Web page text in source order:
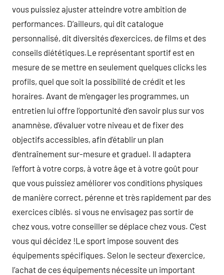
vous puissiez ajuster atteindre votre ambition de
performances. D’ailleurs, qui dit catalogue
personnalisé, dit diversités d’exercices, de films et des
conseils diététiques.Le représentant sportif est en
mesure de se mettre en seulement quelques clicks les
profils, quel que soit la possibilité de crédit et les
horaires. Avant de m’engager les programmes, un
entretien lui offre l’opportunité d’en savoir plus sur vos
anamnèse, d’évaluer votre niveau et de fixer des
objectifs accessibles, afin d’établir un plan
d’entraînement sur-mesure et graduel. Il adaptera
l’effort à votre corps, à votre âge et à votre goût pour
que vous puissiez améliorer vos conditions physiques
de manière correct, pérenne et très rapidement par des
exercices ciblés. si vous ne envisagez pas sortir de
chez vous, votre conseiller se déplace chez vous. C’est
vous qui décidez !Le sport impose souvent des
équipements spécifiques. Selon le secteur d’exercice,
l’achat de ces équipements nécessite un important